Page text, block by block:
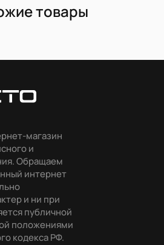
товары
магазин
и
Обращаем
интернет
и ни при
публичной
положениями
кодекса РФ.